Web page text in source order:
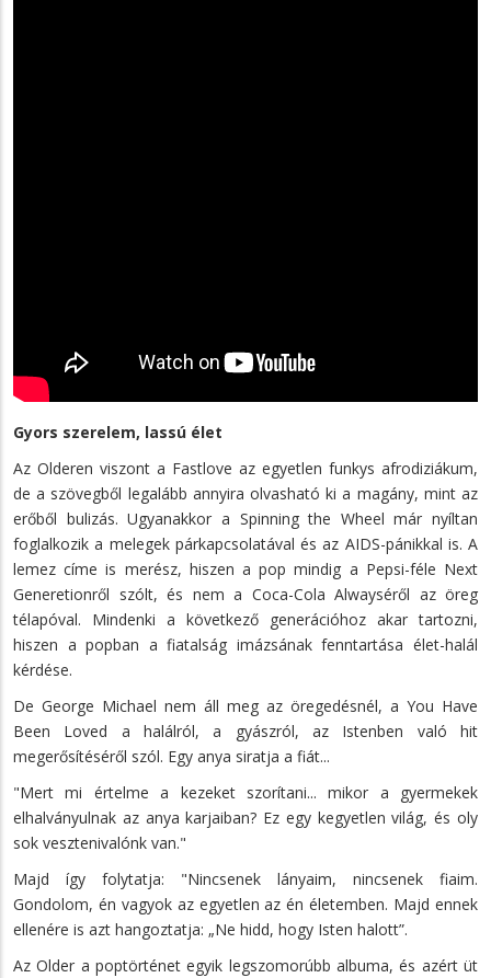
Gyors szerelem, lassú élet
Az Olderen viszont a Fastlove az egyetlen funkys afrodiziákum,
de a szövegből legalább annyira olvasható ki a magány, mint az
erőből bulizás. Ugyanakkor a Spinning the Wheel már nyíltan
foglalkozik a melegek párkapcsolatával és az AIDS-pánikkal is. A
lemez címe is merész, hiszen a pop mindig a Pepsi-féle Next
Generetionről szólt, és nem a Coca-Cola Alwayséről az öreg
télapóval. Mindenki a következő generációhoz akar tartozni,
hiszen a popban a fiatalság imázsának fenntartása élet-halál
kérdése.
De George Michael nem áll meg az öregedésnél, a You Have
Been Loved a halálról, a gyászról, az Istenben való hit
megerősítéséről szól. Egy anya siratja a fiát...
"Mert mi értelme a kezeket szorítani... mikor a gyermekek
elhalványulnak az anya karjaiban? Ez egy kegyetlen világ, és oly
sok vesztenivalónk van."
Majd így folytatja: "Nincsenek lányaim, nincsenek fiaim.
Gondolom, én vagyok az egyetlen az én életemben. Majd ennek
ellenére is azt hangoztatja: „Ne hidd, hogy Isten halott”.
Az Older a poptörténet egyik legszomorúbb albuma, és azért üt